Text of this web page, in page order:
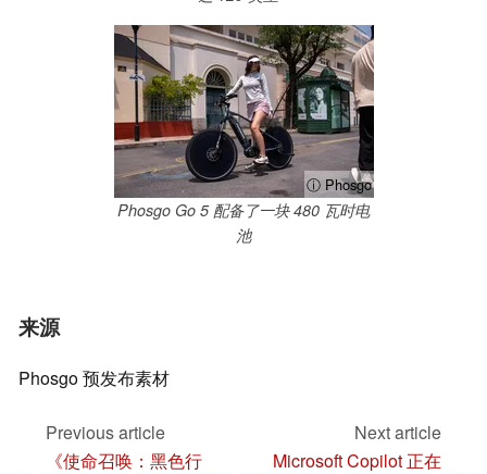
ⓘ Phosgo
Phosgo Go 5 配备了一块 480 瓦时电
池
来源
Phosgo 预发布素材
Previous article
《使命召唤：黑色行
Next article
Microsoft Copilot 正在